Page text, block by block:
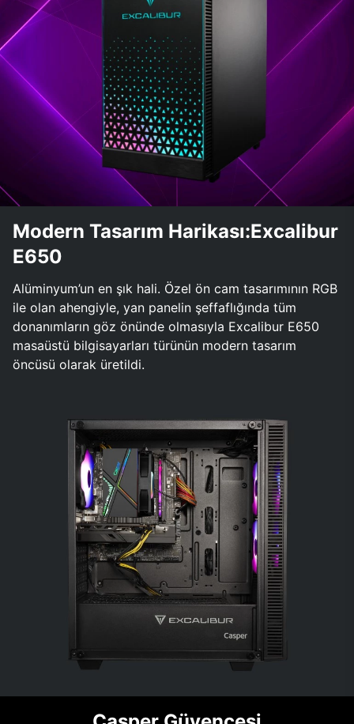
Modern Tasarım Harikası:Excalibur
E650
Alüminyum’un en şık hali. Özel ön cam tasarımının RGB
ile olan ahengiyle, yan panelin şeffaflığında tüm
donanımların göz önünde olmasıyla Excalibur E650
masaüstü bilgisayarları türünün modern tasarım
öncüsü olarak üretildi.